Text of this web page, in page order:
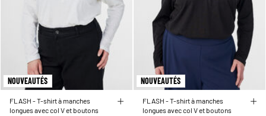
NOUVEAUTÉS
FLASH - T-shirt à manches
longues avec col V et boutons
NOUVEAUTÉS
FLASH - T-shirt à manches
longues avec col V et boutons